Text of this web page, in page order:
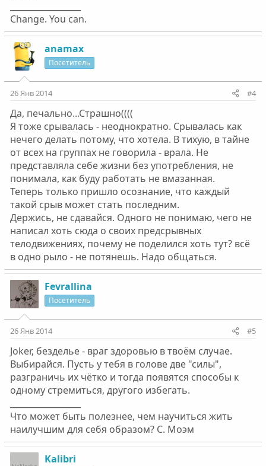
Change. You can.
anamax
Посетитель
26 Янв 2014 #4
Да, печально...Страшно((((
Я тоже срывалась - неоднократно. Срывалась как
нечего делать потому, что хотела. В тихую, в тайне
от всех на группах не говорила - врала. Не
представляла себе жизни без употребления, не
понимала, как буду работать не вмазанная.
Теперь только пришло осознание, что каждый
такой срыв может стать последним.
Держись, не сдавайся. Одного не понимаю, чего не
написал хоть сюда о своих предсрывных
телодвижениях, почему не поделился хоть тут? всё
в одно рыло - не потянешь. Надо общаться.
Fevrallina
Посетитель
26 Янв 2014 #5
Joker, безделье - враг здоровью в твоём случае.
Выбирайся. Пусть у тебя в голове две "силы",
разграничь их чётко и тогда появятся способы к
одному стремиться, другого избегать.
Что может быть полезнее, чем научиться жить
наилучшим для себя образом? С. Моэм
Kalibri